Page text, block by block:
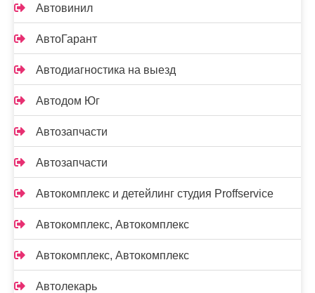
Автовинил
АвтоГарант
Автодиагностика на выезд
Автодом Юг
Автозапчасти
Автозапчасти
Автокомплекс и детейлинг студия Proffservice
Автокомплекс, Автокомплекс
Автокомплекс, Автокомплекс
Автолекарь